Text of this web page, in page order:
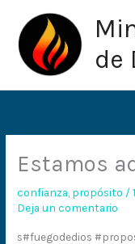
contenido
de
Estamos
confianza propósito /
Deja un comentario
s#fuegodedios